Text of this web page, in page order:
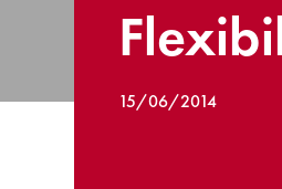
15/06/2014